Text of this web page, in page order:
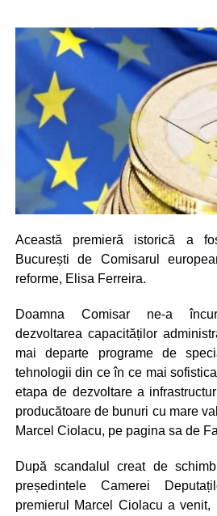
Această premieră istorică a
București de Comisarul
reforme, Elisa Ferreira.
Doamna Comisar ne-a
dezvoltarea capacităților
mai departe programe de
tehnologii din ce în ce mai
etapa de dezvoltare a
producătoare de bunuri cu mare
Marcel Ciolacu, pe pagina sa de
După scandalul creat de
președintele Camerei
premierul Marcel Ciolacu a venit,